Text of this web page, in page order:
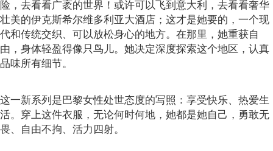
险，去看看广袤的世界！或许可以飞到意大利，去看看奢华
壮美的伊克斯希尔维多利亚大酒店；这才是她要的，一个现
代和传统交织、可以放松身心的地方。在那里，她重获自
由，身体轻盈得像只鸟儿。她决定深度探索这个地区，认真
品味所有细节。
这一新系列是巴黎女性处世态度的写照：享受快乐、热爱生
活。穿上这件衣服，无论何时何地，她都是她自己，勇敢无
畏、自由不拘、活力四射。